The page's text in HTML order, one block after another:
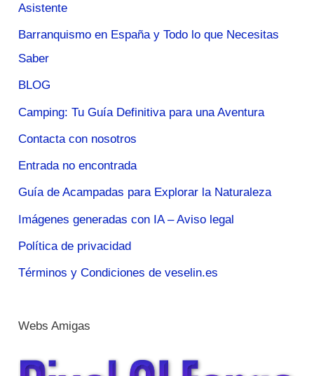
Asistente
Barranquismo en España y Todo lo que Necesitas
Saber
BLOG
Camping: Tu Guía Definitiva para una Aventura
Contacta con nosotros
Entrada no encontrada
Guía de Acampadas para Explorar la Naturaleza
Imágenes generadas con IA – Aviso legal
Política de privacidad
Términos y Condiciones de veselin.es
Webs Amigas